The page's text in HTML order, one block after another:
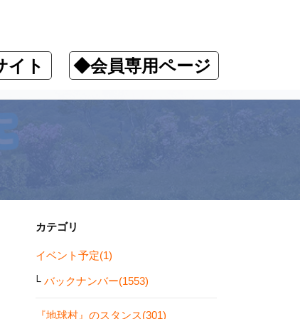
イト ◆会員専用ページ
カテゴリ
イベント予定(1)
バックナンバー(1553)
『地球村』のスタンス(301)